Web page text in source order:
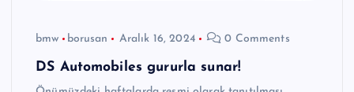
bmw borusan Aralık 16, 2024 0 Comments
DS Automobiles gururla sunar!